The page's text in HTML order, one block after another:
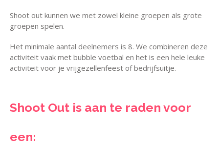
Shoot out kunnen we met zowel kleine groepen als grote
groepen spelen.
Het minimale aantal deelnemers is 8. We combineren deze
activiteit vaak met bubble voetbal en het is een hele leuke
activiteit voor je vrijgezellenfeest of bedrijfsuitje.
Shoot Out is aan te raden voor
een: